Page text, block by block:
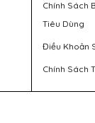
Chính Sách
Tiêu Dùng
Điều Khoản
Chính Sách